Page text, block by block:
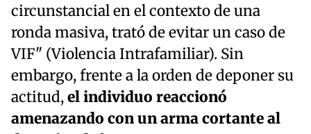
circunstancial en el contexto de una
ronda masiva, trató de evitar un caso de
VIF" (Violencia Intrafamiliar). Sin
embargo, frente a la orden de deponer su
actitud,el individuo reaccionó
amenazando con un arma cortante al